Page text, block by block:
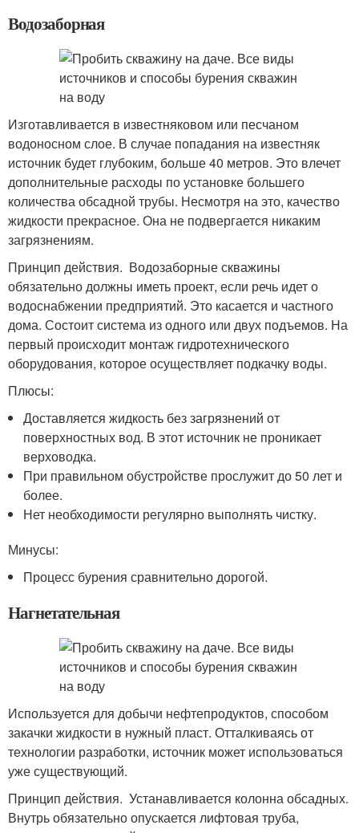
Водозаборная
Изготавливается в известняковом или песчаном
водоносном слое. В случае попадания на известняк
источник будет глубоким, больше 40 метров. Это влечет
дополнительные расходы по установке большего
количества обсадной трубы. Несмотря на это, качество
жидкости прекрасное. Она не подвергается никаким
загрязнениям.
Принцип действия. Водозаборные скважины
обязательно должны иметь проект, если речь идет о
водоснабжении предприятий. Это касается и частного
дома. Состоит система из одного или двух подъемов. На
первый происходит монтаж гидротехнического
оборудования, которое осуществляет подкачку воды.
Плюсы:
Доставляется жидкость без загрязнений от
поверхностных вод. В этот источник не проникает
верховодка.
При правильном обустройстве прослужит до 50 лет и
более.
Нет необходимости регулярно выполнять чистку.
Минусы:
Процесс бурения сравнительно дорогой.
Нагнетательная
Используется для добычи нефтепродуктов, способом
закачки жидкости в нужный пласт. Отталкиваясь от
технологии разработки, источник может использоваться
уже существующий.
Принцип действия. Устанавливается колонна обсадных.
Внутрь обязательно опускается лифтовая труба,